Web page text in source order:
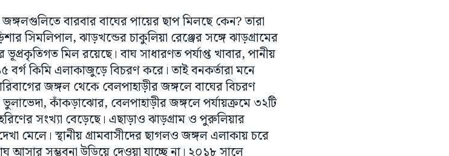
বারবার বাঘের পায়ের ছাপ মিলছে কেন? তারা
সিমলিপাল, ঝাড়খন্ডের চাকুলিয়া রেঞ্জের সঙ্গে ঝাড়গ্ৰামের
মিল রয়েছে। বাঘ সাধারণত পর্যাপ্ত খাবার, পানীয়
কিমি এলাকাজুড়ে বিচরণ করে। তাই বনকর্তারা মনে
জঙ্গল থেকে বেলপাহাড়ীর জঙ্গলে বাঘের বিচরণ
কাঁকড়াঝোর, বেলপাহাড়ীর জঙ্গলে পর্যায়ক্রমে ৩২টি
সংখ্যা বেড়েছে। এছাড়াও ঝাড়গ্রাম ও পুরুলিয়ার
মেলে। স্থানীয় গ্ৰামবাসীদের ছাগলও জঙ্গল এলাকায় চরে